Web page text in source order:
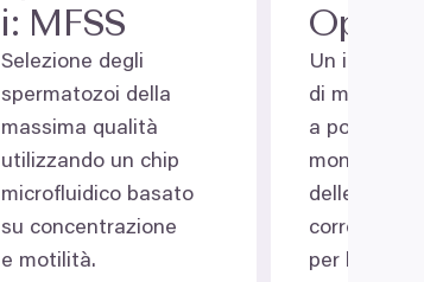
i: MFSS
Selezione degli
spermatozoi della
massima qualità
utilizzando un chip
microfluidico basato
su concentrazione
e motilità.
Un
di
a
monitorare
delle uova
corrette
per la